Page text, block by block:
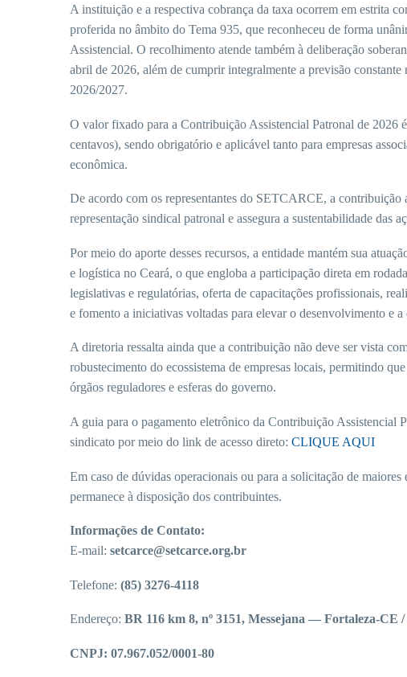
A instituição e a respectiva cobrança da taxa ocorrem em estrita
proferida no âmbito do Tema 935, que reconheceu de forma
Assistencial. O recolhimento atende também à deliberação
abril de 2026, além de cumprir integralmente a previsão
2026/2027.
O valor fixado para a Contribuição Assistencial Patronal de 2026
centavos), sendo obrigatório e aplicável tanto para empresas
econômica.
De acordo com os representantes do SETCARCE, a contribuição
representação sindical patronal e assegura a sustentabilidade das
Por meio do aporte desses recursos, a entidade mantém sua
e logística no Ceará, o que engloba a participação direta em
legislativas e regulatórias, oferta de capacitações profissionais,
e fomento a iniciativas voltadas para elevar o desenvolvimento e
A diretoria ressalta ainda que a contribuição não deve ser vista
robustecimento do ecossistema de empresas locais, permitindo
órgãos reguladores e esferas do governo.
A guia para o pagamento eletrônico da Contribuição Assistencial
sindicato por meio do link de acesso direto: CLIQUE AQUI
Em caso de dúvidas operacionais ou para a solicitação de
permanece à disposição dos contribuintes.
Informações de Contato:
E-mail: setcarce@setcarce.org.br
Telefone: (85) 3276-4118
Endereço: BR 116 km 8, nº 3151, Messejana — Fortaleza-CE
CNPJ: 07.967.052/0001-80